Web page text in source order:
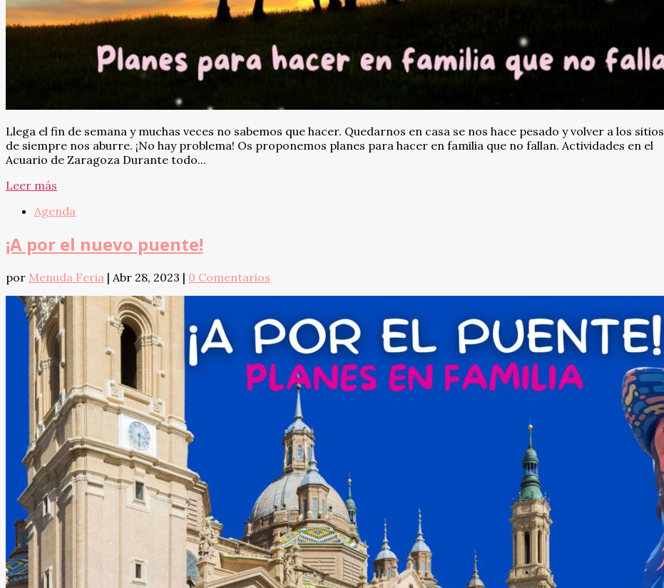
Llega el fin de semana y muchas veces no sabemos que hacer. Quedarnos en casa se nos hace pesado y volver a los sitios
de siempre nos aburre. ¡No hay problema! Os proponemos planes para hacer en familia que no fallan. Actividades en el
Acuario de Zaragoza Durante todo...
Leer más
Agenda
¡A por el nuevo puente!
por Menuda Feria | Abr 28, 2023 | 0 Comentarios